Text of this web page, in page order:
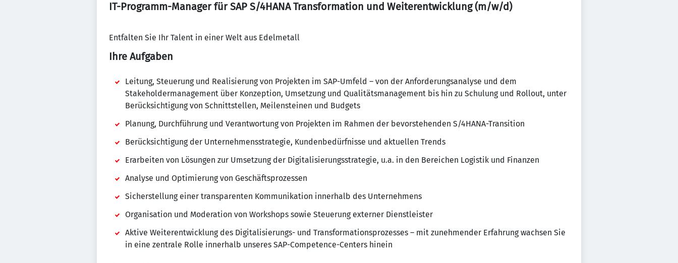
IT-Programm-Manager für SAP S/4HANA Transformation und Weiterentwicklung (m/w/d)
Entfalten Sie Ihr Talent in einer Welt aus Edelmetall
Ihre Aufgaben
Leitung, Steuerung und Realisierung von Projekten im SAP-Umfeld – von der Anforderungsanalyse und dem
Stakeholdermanagement über Konzeption, Umsetzung und Qualitätsmanagement bis hin zu Schulung und Rollout, unter
Berücksichtigung von Schnittstellen, Meilensteinen und Budgets
Planung, Durchführung und Verantwortung von Projekten im Rahmen der bevorstehenden S/4HANA-Transition
Berücksichtigung der Unternehmensstrategie, Kundenbedürfnisse und aktuellen Trends
Erarbeiten von Lösungen zur Umsetzung der Digitalisierungsstrategie, u.a. in den Bereichen Logistik und Finanzen
Analyse und Optimierung von Geschäftsprozessen
Sicherstellung einer transparenten Kommunikation innerhalb des Unternehmens
Organisation und Moderation von Workshops sowie Steuerung externer Dienstleister
Aktive Weiterentwicklung des Digitalisierungs- und Transformationsprozesses – mit zunehmender Erfahrung wachsen Sie
in eine zentrale Rolle innerhalb unseres SAP-Competence-Centers hinein